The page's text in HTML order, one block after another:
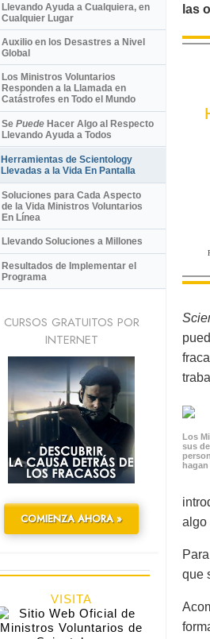
las
Los
sus
algo
que
Llevando Ayuda a Cualquiera, en
Cualquier Lugar
Auxilio en los Desastres a Nivel
Global
Los Ministros Voluntarios
Responden a la Llamada en
Catástrofes en Todo el Mundo
Se Puede Hacer Algo al Respecto
Llevando Ayuda a Todos
Herramientas de Scientology
Llevadas a la Vida En Pantalla
Soluciones para Cada Aspecto
de la Vida Ministros Voluntarios
En Línea
Llevando Soluciones a Millones
Resultados de Implementar el
Programa
CURSOS GRATUITOS POR
INTERNET
COMIENZA AHORA »
VISITA